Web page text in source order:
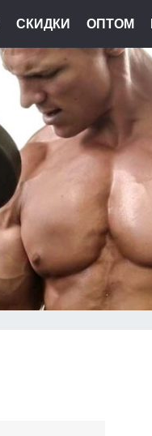
СКИДКИ ОПТОМ